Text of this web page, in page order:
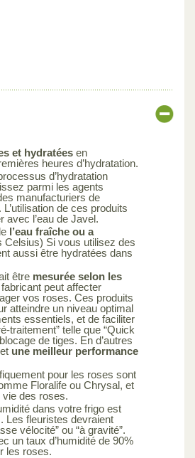
et hydratées en
heures d’hydratation.
d’hydratation
parmi les agents
manufacturiers de
de ces produits
avec l’eau de Javel.
l’eau fraîche ou a
Celsius) Si vous utilisez des
aussi être hydratées dans
être mesurée selon les
peut affecter
vos roses. Ces produits
atteindre un niveau optimal
essentiels, et de faciliter
traitement” telle que “Quick
de tiges. En d’autres
une meilleur performance
pour les roses sont
Floralife ou Chrysal, et
vie des roses.
dans votre frigo est
Les fleuristes devraient
vélocité” ou “à gravité”.
un taux d’humidité de 90%
les roses.